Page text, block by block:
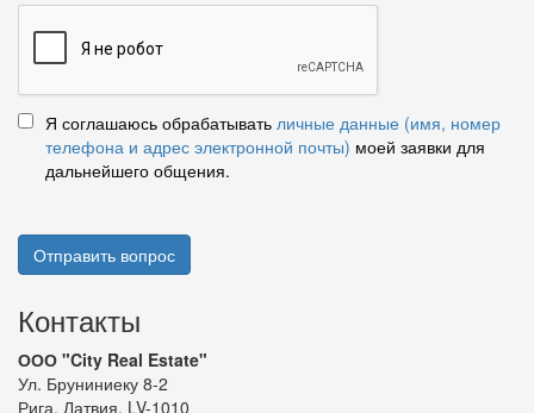
Я соглашаюсь обрабатывать личные данные (имя, номер
телефона и адрес электронной почты) моей заявки для
дальнейшего общения.
Отправить вопрос
Контакты
ООО "City Real Estate"
Ул. Бруниниеку 8-2
Рига, Латвия, LV-1010